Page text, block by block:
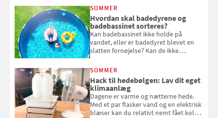
at bede naboen om at vande eller
komme hjem til døde planter
SOMMER
Hvordan skal badedyrene og
badebassinet sorteres?
Kan badebassinet ikke holde på
vandet, eller er badedyret blevet en
slatten fornøjelse? Kan de ikke
opmærksom, når du smider
badebassinet eller et badedyr ud
SOMMER
Hack til hedebølgen: Lav dit eget
klimaanlæg
Dagene er varme og nætterne hede.
Med et par flasker vand og en elektrisk
blæser kan du relativt nemt fået koldt